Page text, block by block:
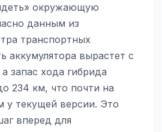
окружающую
данным из
транспортных
аккумулятора вырастет с
запас хода гибрида
234 км, что почти на
у текущей версии. Это
вперед для